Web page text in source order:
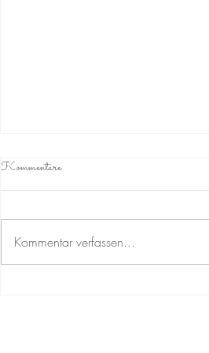
Kommentare
Kommentar verfassen...